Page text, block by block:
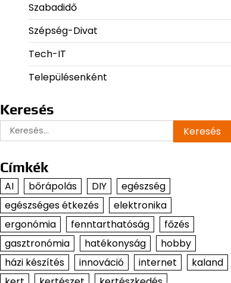
Szabadidő
Szépség-Divat
Tech-IT
Településenként
Keresés
Keresés:
Címkék
AI bőrápolás DIY
egészség
egészséges étkezés
elektronika
ergonómia
fenntarthatóság
főzés
gasztronómia
hatékonyság
hobby
házi készítés
innováció internet
kaland